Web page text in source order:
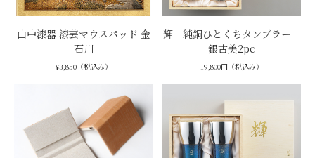
山中漆器 漆芸マウスパッド 金
石川
¥3,850（税込み）
輝 純銅ひとくちタンブラー
銀古美2pc
19,800円（税込み）